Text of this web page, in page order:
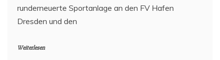
runderneuerte Sportanlage an den FV Hafen
Dresden und den
Weiterlesen